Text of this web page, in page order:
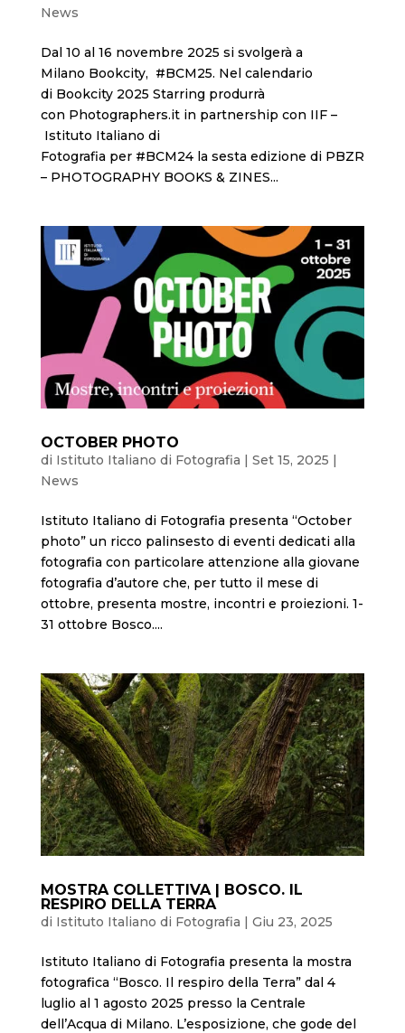
News
Dal 10 al 16 novembre 2025 si svolgerà a
Milano Bookcity, #BCM25. Nel calendario
di Bookcity 2025 Starring produrrà
con Photographers.it in partnership con IIF –
Istituto Italiano di
Fotografia per #BCM24 la sesta edizione di PBZR
– PHOTOGRAPHY BOOKS & ZINES...
OCTOBER PHOTO
di Istituto Italiano di Fotografia | Set 15, 2025 |
News
Istituto Italiano di Fotografia presenta “October
photo” un ricco palinsesto di eventi dedicati alla
fotografia con particolare attenzione alla giovane
fotografia d’autore che, per tutto il mese di
ottobre, presenta mostre, incontri e proiezioni. 1-
31 ottobre Bosco....
MOSTRA COLLETTIVA | BOSCO. IL
RESPIRO DELLA TERRA
di Istituto Italiano di Fotografia | Giu 23, 2025
Istituto Italiano di Fotografia presenta la mostra
fotografica “Bosco. Il respiro della Terra” dal 4
luglio al 1 agosto 2025 presso la Centrale
dell’Acqua di Milano. L’esposizione, che gode del